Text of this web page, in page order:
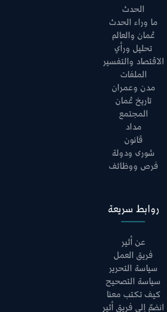
الحدث
ما وراء الحدث
عُمان والعالم
تحليل ورأي
الاقتصاد والتفسير
الملفات
مدن وعمران
تاريخ عُمان
المجتمع
مداد
قانون
شورى ودولة
فرص ووظائف
روابط سريعة
عن أثير
فريق العمل
سياسة التحرير
سياسة التصحيح
كيف تكتب معنا
انضمّ إلى فريق أثير